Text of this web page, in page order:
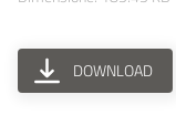
DOWNLOAD